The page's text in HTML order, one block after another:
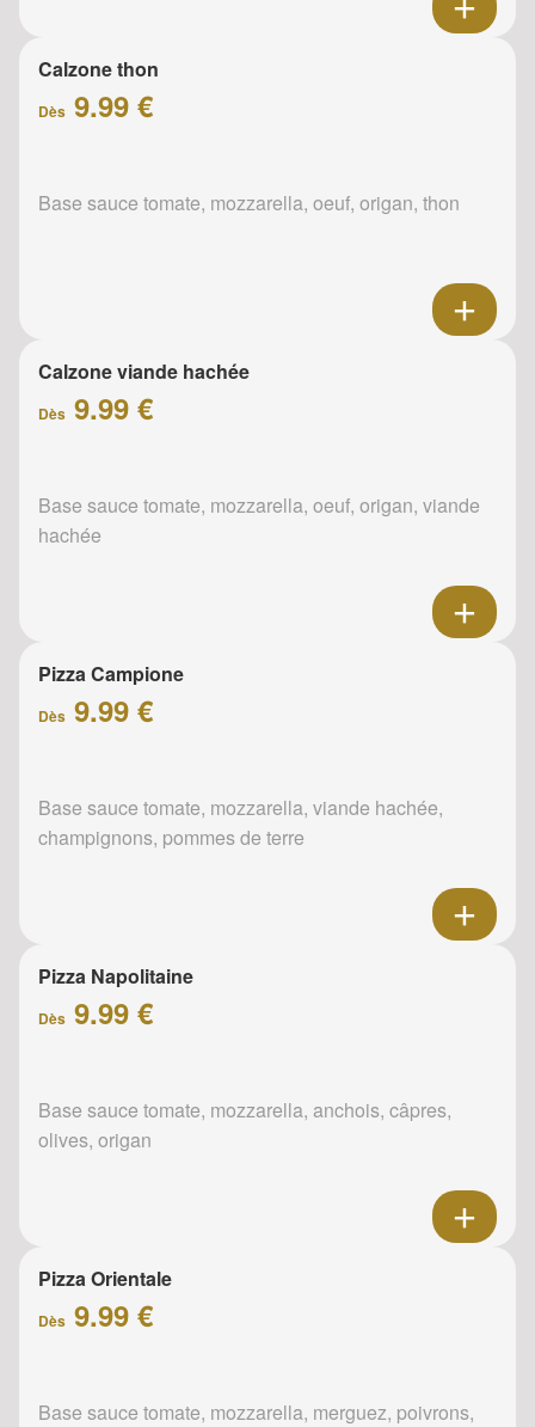
Calzone thon
Dès 9.99 €
Base sauce tomate, mozzarella, oeuf, origan, thon
Calzone viande hachée
Dès 9.99 €
Base sauce tomate, mozzarella, oeuf, origan, viande
hachée
Pizza Campione
Dès 9.99 €
Base sauce tomate, mozzarella, viande hachée,
champignons, pommes de terre
Pizza Napolitaine
Dès 9.99 €
Base sauce tomate, mozzarella, anchois, câpres,
olives, origan
Pizza Orientale
Dès 9.99 €
Base sauce tomate, mozzarella, merguez, poivrons,